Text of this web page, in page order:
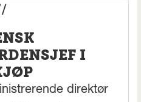
I
direktør